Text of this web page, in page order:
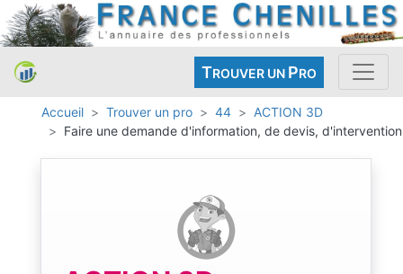
TROUVER UN PRO
Accueil Trouver un pro 44
ACTION 3D
Faire une demande d'information, de devis, d'intervention